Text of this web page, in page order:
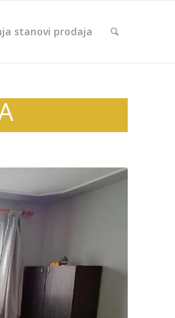
stanovi prodaja